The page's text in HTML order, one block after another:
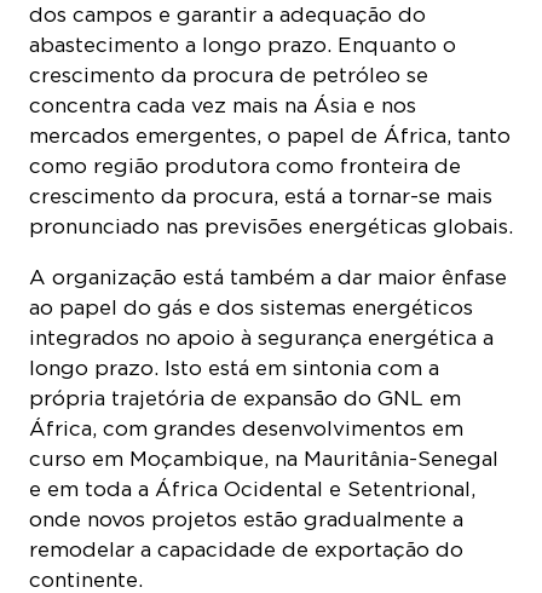
dos campos e garantir a adequação do
abastecimento a longo prazo. Enquanto o
crescimento da procura de petróleo se
concentra cada vez mais na Ásia e nos
mercados emergentes, o papel de África, tanto
como região produtora como fronteira de
crescimento da procura, está a tornar-se mais
pronunciado nas previsões energéticas globais.
A organização está também a dar maior ênfase
ao papel do gás e dos sistemas energéticos
integrados no apoio à segurança energética a
longo prazo. Isto está em sintonia com a
própria trajetória de expansão do GNL em
África, com grandes desenvolvimentos em
curso em Moçambique, na Mauritânia-Senegal
e em toda a África Ocidental e Setentrional,
onde novos projetos estão gradualmente a
remodelar a capacidade de exportação do
continente.